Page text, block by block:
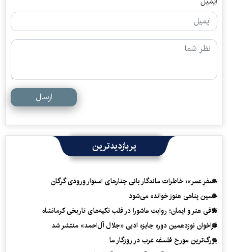
ارسال
پربازدیدترین
«سفرِ عمر»؛ خاطرات ماندگار بانی چنارهای استوار ورودی گرگان
حسین پناهی هنوز خوانده می‌شود
تلاقی هنر و ایمان؛ روایت عاشورا در قلب تکیه‌های تاریخی کرمانشاه
فراخوان نوزدهمین دوره جایزه ادبی «جلال آل‌احمد» منتشر شد
بزرگ‌ترین مورخ فلسفه غرب در روزگار ما